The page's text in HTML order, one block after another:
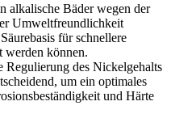
alkalische Bäder wegen der
Umweltfreundlichkeit
für schnellere
werden können.
Regulierung des Nickelgehalts
um ein optimales
und Härte